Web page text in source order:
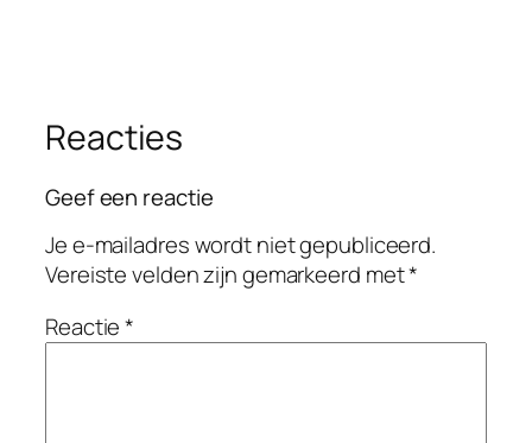
Reacties
Geef een reactie
Je e-mailadres wordt niet gepubliceerd.
Vereiste velden zijn gemarkeerd met*
Reactie*